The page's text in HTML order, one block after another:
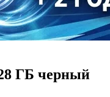
ГБ черный